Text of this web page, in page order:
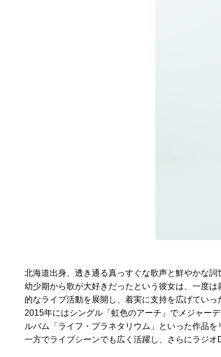
北海道出身、透き通る真っすぐな歌声と鮮やかな詞
幼少期から歌が大好きだったという彼女は、一度
的なライブ活動を展開し、着実に支持を広げていっ
2015年にはシングル「虹色のアーチ」でメジャー
ルバム「ライフ・プラネタリウム」といった作品
一方でライブシーンでも広く活躍し、さらにラジ